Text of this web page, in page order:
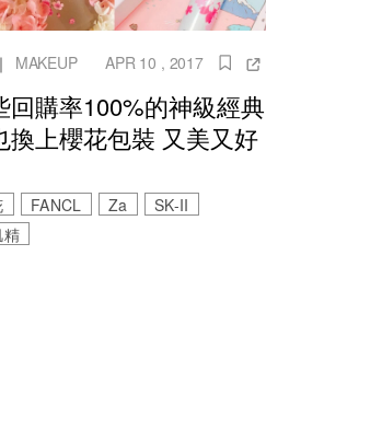
MAKEUP APR 10 , 2017
回購率100%的神級經典
換上櫻花包裝 又美又好
FANCL Za
SK-II
精